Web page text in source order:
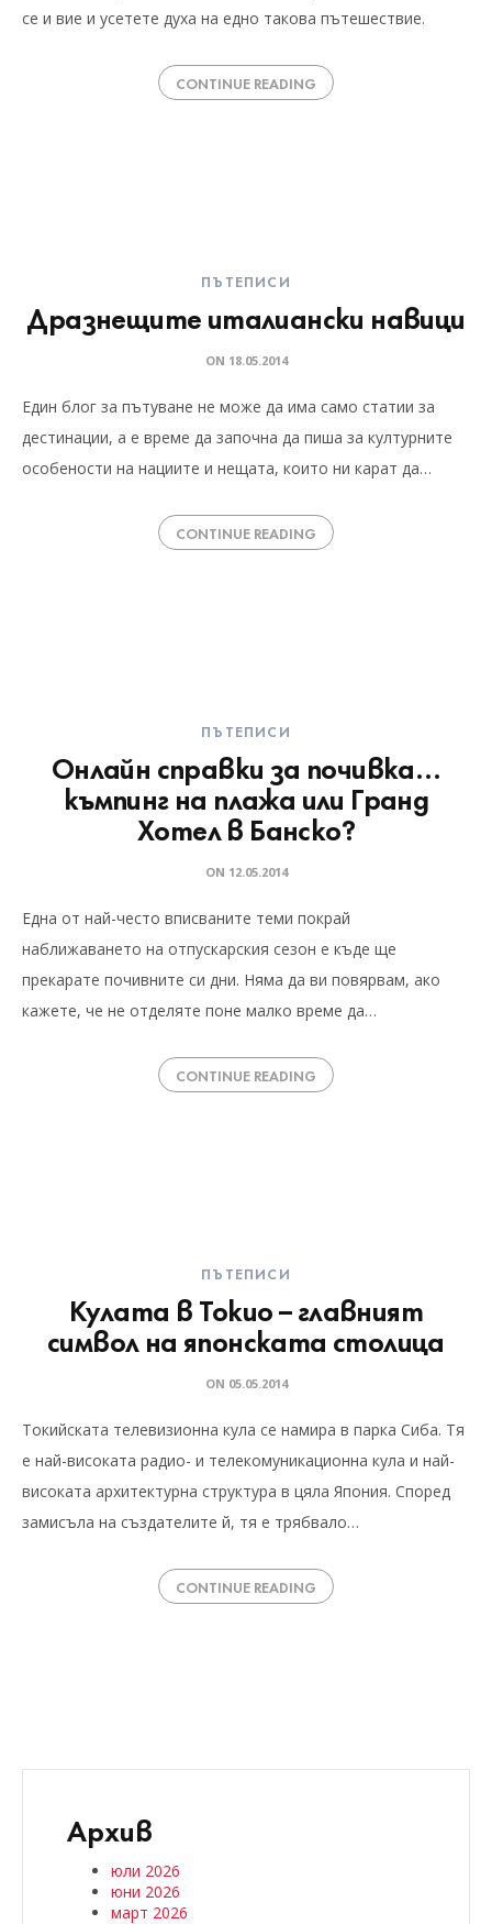
се и вие и усетете духа на едно такова пътешествие.
CONTINUE READING
ПЪТЕПИСИ
Дразнещите италиански навици
ON 18.05.2014
Един блог за пътуване не може да има само статии за
дестинации, а е време да започна да пиша за културните
особености на нациите и нещата, които ни карат да…
CONTINUE READING
ПЪТЕПИСИ
Онлайн справки за почивка…
къмпинг на плажа или Гранд
Хотел в Банско?
ON 12.05.2014
Една от най-често вписваните теми покрай
наближаването на отпускарския сезон е къде ще
прекарате почивните си дни. Няма да ви повярвам, ако
кажете, че не отделяте поне малко време да…
CONTINUE READING
ПЪТЕПИСИ
Кулата в Токио – главният
символ на японската столица
ON 05.05.2014
Токийската телевизионна кула се намира в парка Сиба. Тя
е най-високата радио- и телекомуникационна кула и най-
високата архитектурна структура в цяла Япония. Според
замисъла на създателите й, тя е трябвало…
CONTINUE READING
Архив
юли 2026
юни 2026
март 2026